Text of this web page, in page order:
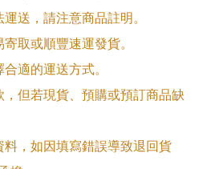
送，請注意商品註明。
取或順豐速運發貨。
適的運送方式。
但若現貨、預購或預訂商品缺
，如因填寫錯誤導致退回貨